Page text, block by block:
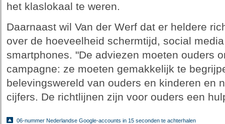
het klaslokaal te weren.
Daarnaast wil Van der Werf dat er heldere
over de hoeveelheid schermtijd, social
smartphones. "De adviezen moeten ouders
campagne: ze moeten gemakkelijk te
belevingswereld van ouders en kinderen en
cijfers. De richtlijnen zijn voor ouders een
06-nummer Nederlandse Google-accounts in 15 seconden te achterhalen